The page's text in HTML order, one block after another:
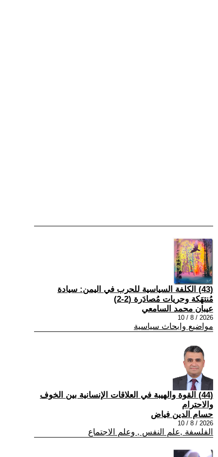
(43) الكلفة السياسية للحرب في اليمن: سيادة
مُنتهَكة وحريات مُصادَرة (2-2)
عيبان محمد السامعي
2026 / 8 / 10
مواضيع وابحاث سياسية
(44) القوة والهيبة في العلاقات الإنسانية بين الخوف
والاحترام
حسام الدين فياض
2026 / 8 / 10
الفلسفة ,علم النفس , وعلم الاجتماع